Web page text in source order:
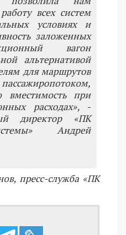
всех систем
условиях и
заложенных
вагон
альтернативой
для маршрутов
вместимость при
расходах», -
директор «ПК
Андрей
пресс-служба «ПК